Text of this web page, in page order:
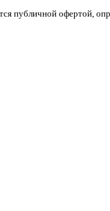
публичной офертой,